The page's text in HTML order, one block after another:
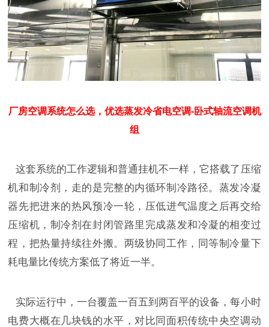
厂房空调系统怎么选，优选蒸发冷省电空调-卧式轴流空调机
组
这套系统的工作逻辑和普通挂机不一样，它搭载了压缩
机和制冷剂，走的是完整的内循环制冷路径。蒸发冷凝
器先把进来的热风预冷一轮，压低进气温度之后再交给
压缩机，制冷剂在封闭管路里完成蒸发和冷凝的相变过
程，把热量持续往外搬。两级协同工作，同等制冷量下
耗电量比传统方案低了将近一半。
实际运行中，一台覆盖一百五到两百平的设备，每小时
电费大概在几块钱的水平，对比同面积传统中央空调动